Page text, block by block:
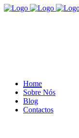
Home
Sobre Nós
Blog
Contactos